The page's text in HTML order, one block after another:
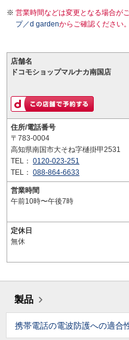
営業時間などは変更となる場合が
プ／d gardenからご確認ください。
店舗名
ドコモショップマルナカ南国店
住所/電話番号
〒783-0004
高知県南国市大そね字樋掛甲2531
TEL： 0120-023-251
TEL： 088-864-6633
営業時間
午前10時〜午後7時
定休日
無休
製品
携帯電話の電波防護への適合